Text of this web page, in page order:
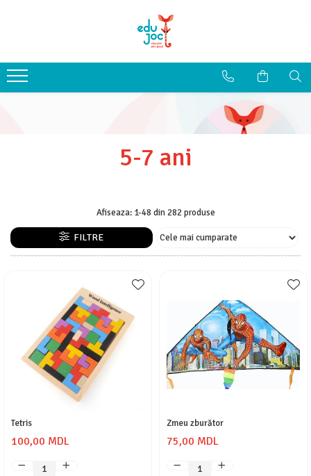
1-2 ani
3-4 ani
5-7 ani
Afiseaza: 1-48 din282 produse
FILTRE
Tetris
100,00 MDL
Zmeu zburător
75,00 MDL